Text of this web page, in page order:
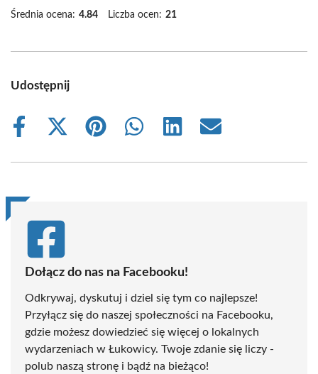
Średnia ocena: 4.84 Liczba ocen: 21
Udostępnij
Share
Share
(Twitter)
Share
Share
Share
Share
Dołącz do nas na Facebooku!
Odkrywaj, dyskutuj i dziel się tym co najlepsze!
Przyłącz się do naszej społeczności na Facebooku,
gdzie możesz dowiedzieć się więcej o lokalnych
wydarzeniach w Łukowicy. Twoje zdanie się liczy -
polub naszą stronę i bądź na bieżąco!